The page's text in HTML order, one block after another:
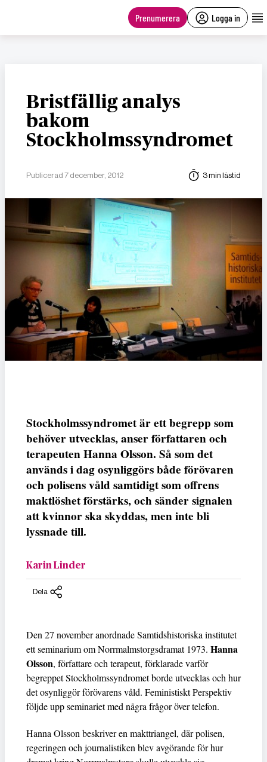
Prenumerera Logga in
Bristfällig analys
bakom
Stockholmssyndromet
Publicerad 7 december, 2012 3 min lästid
Stockholmssyndromet är ett begrepp som
behöver utvecklas, anser författaren och
terapeuten Hanna Olsson. Så som det
används i dag osynliggörs både förövaren
och polisens våld samtidigt som offrens
maktlöshet förstärks, och sänder signalen
att kvinnor ska skyddas, men inte bli
lyssnade till.
Karin Linder
Dela
Den 27 november anordnade Samtidshistoriska institutet
ett seminarium om Norrmalmstorgsdramat 1973. Hanna
Olsson, författare och terapeut, förklarade varför
begreppet Stockholmssyndromet borde utvecklas och hur
det osynliggör förövarens våld. Feministiskt Perspektiv
följde upp seminariet med några frågor över telefon.
Hanna Olsson beskriver en makttriangel, där polisen,
regeringen och journalistiken blev avgörande för hur